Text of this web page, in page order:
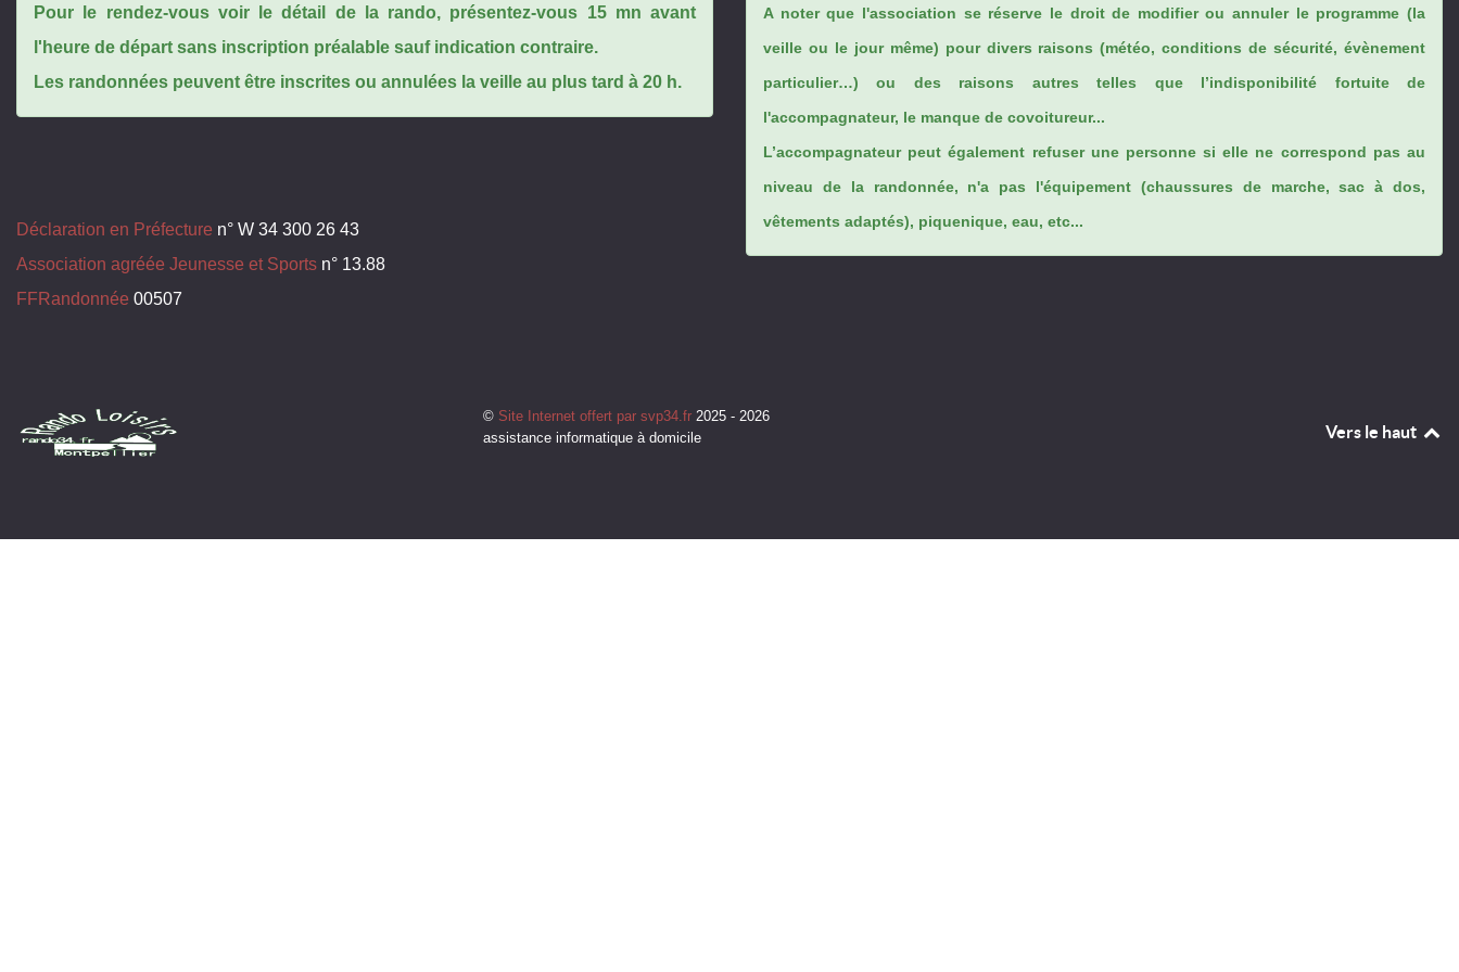
Pour le rendez-vous voir le détail de la rando, présentez-vous 15 mn avant
l'heure de départ sans inscription préalable sauf indication contraire.
Les randonnées peuvent être inscrites ou annulées la veille au plus tard à 20 h.
Déclaration en Préfecture n° W 34 300 26 43
Association agréée Jeunesse et Sports n° 13.88
FFRandonnée 00507
A noter que l'association se réserve le droit de modifier ou annuler le programme (la
veille ou le jour même) pour divers raisons (météo, conditions de sécurité, évènement
particulier…) ou des raisons autres telles que l’indisponibilité fortuite de
l'accompagnateur, le manque de covoitureur...
L’accompagnateur peut également refuser une personne si elle ne correspond pas au
niveau de la randonnée, n'a pas l'équipement (chaussures de marche, sac à dos,
vêtements adaptés), piquenique, eau, etc...
© Site Internet offert par svp34.fr2025 - 2026
assistance informatique à domicile
Vers le haut